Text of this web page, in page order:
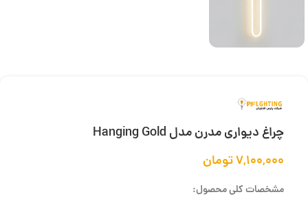
چراغ دیواری مدرن مدل Hanging Gold
۷,۱۰۰,۰۰۰تومان
مشخصات کلی محصول: